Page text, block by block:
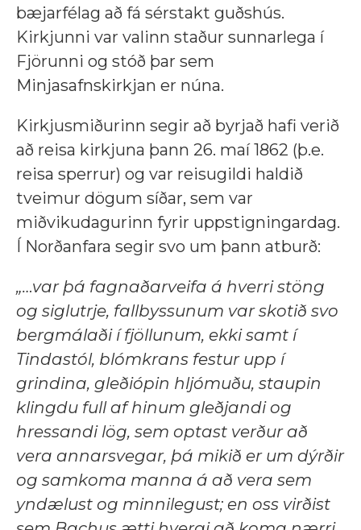
bæjarfélag að fá sérstakt guðshús.
Kirkjunni var valinn staður sunnarlega í
Fjörunni og stóð þar sem
Minjasafnskirkjan er núna.
Kirkjusmiðurinn segir að byrjað hafi verið
að reisa kirkjuna þann 26. maí 1862 (þ.e.
reisa sperrur) og var reisugildi haldið
tveimur dögum síðar, sem var
miðvikudagurinn fyrir uppstigningardag.
Í Norðanfara segir svo um þann atburð:
„…var þá fagnaðarveifa á hverri stöng
og siglutrje, fallbyssunum var skotið svo
bergmálaði í fjöllunum, ekki samt í
Tindastól, blómkrans festur upp í
grindina, gleðiópin hljómuðu, staupin
klingdu full af hinum gleðjandi og
hressandi lög, sem optast verður að
vera annarsvegar, þá mikið er um dýrðir
og samkoma manna á að vera sem
yndælust og minnilegust; en oss virðist